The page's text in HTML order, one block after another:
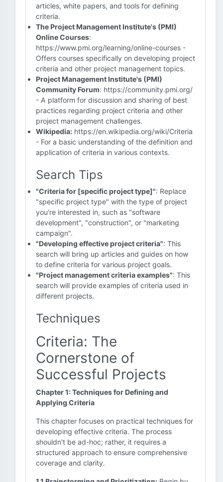
articles, white papers, and tools for defining
criteria.
The Project Management Institute's (PMI)
Online Courses:
https://www.pmi.org/learning/online-courses -
Offers courses specifically on developing project
criteria and other project management topics.
Project Management Institute's (PMI)
Community Forum: https://community.pmi.org/
- A platform for discussion and sharing of best
practices regarding project criteria and other
project management challenges.
Wikipedia: https://en.wikipedia.org/wiki/Criteria
- For a basic understanding of the definition and
application of criteria in various contexts.
Search Tips
"Criteria for [specific project type]": Replace
"specific project type" with the type of project
you're interested in, such as "software
development", "construction", or "marketing
campaign".
"Developing effective project criteria": This
search will bring up articles and guides on how
to define criteria for various project goals.
"Project management criteria examples": This
search will provide examples of criteria used in
different projects.
Techniques
Criteria: The
Cornerstone of
Successful Projects
Chapter 1: Techniques for Defining and
Applying Criteria
This chapter focuses on practical techniques for
developing effective criteria. The process
shouldn't be ad-hoc; rather, it requires a
structured approach to ensure comprehensive
coverage and clarity.